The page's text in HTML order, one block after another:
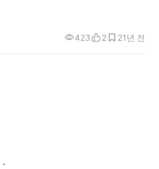
1년 전
423 2 2
.